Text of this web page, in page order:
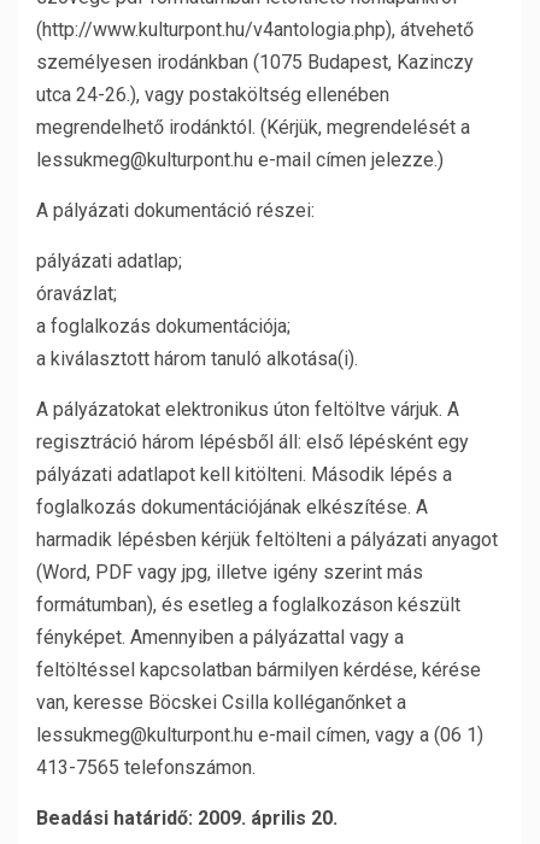
(http://www.kulturpont.hu/v4antologia.php), átvehető
személyesen irodánkban (1075 Budapest, Kazinczy
utca 24-26.), vagy postaköltség ellenében
megrendelhető irodánktól. (Kérjük, megrendelését a
lessukmeg@kulturpont.hu e-mail címen jelezze.)
A pályázati dokumentáció részei:
pályázati adatlap;
óravázlat;
a foglalkozás dokumentációja;
a kiválasztott három tanuló alkotása(i).
A pályázatokat elektronikus úton feltöltve várjuk. A
regisztráció három lépésből áll: első lépésként egy
pályázati adatlapot kell kitölteni. Második lépés a
foglalkozás dokumentációjának elkészítése. A
harmadik lépésben kérjük feltölteni a pályázati anyagot
(Word, PDF vagy jpg, illetve igény szerint más
formátumban), és esetleg a foglalkozáson készült
fényképet. Amennyiben a pályázattal vagy a
feltöltéssel kapcsolatban bármilyen kérdése, kérése
van, keresse Böcskei Csilla kolléganőnket a
lessukmeg@kulturpont.hu e-mail címen, vagy a (06 1)
413-7565 telefonszámon.
Beadási határidő: 2009. április 20.